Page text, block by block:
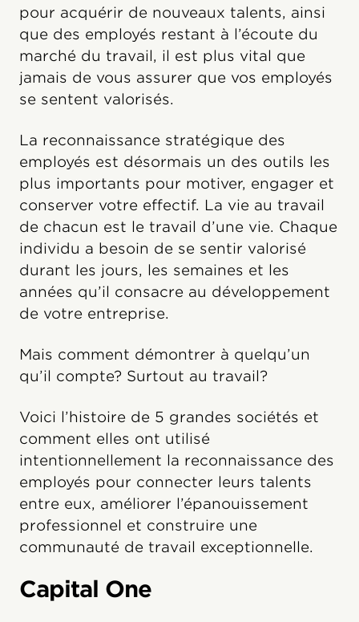
pour acquérir de nouveaux talents, ainsi
que des employés restant à l’écoute du
marché du travail, il est plus vital que
jamais de vous assurer que vos employés
se sentent valorisés.
La reconnaissance stratégique des
employés est désormais un des outils les
plus importants pour motiver, engager et
conserver votre effectif. La vie au travail
de chacun est le travail d’une vie. Chaque
individu a besoin de se sentir valorisé
durant les jours, les semaines et les
années qu’il consacre au développement
de votre entreprise.
Mais comment démontrer à quelqu’un
qu’il compte? Surtout au travail?
Voici l’histoire de 5 grandes sociétés et
comment elles ont utilisé
intentionnellement la reconnaissance des
employés pour connecter leurs talents
entre eux, améliorer l’épanouissement
professionnel et construire une
communauté de travail exceptionnelle.
Capital One